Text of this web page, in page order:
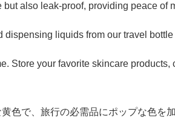
also leak-proof, providing peace of
liquids from our travel
Store your favorite skincare
色で、旅行の必需品にポップな色を